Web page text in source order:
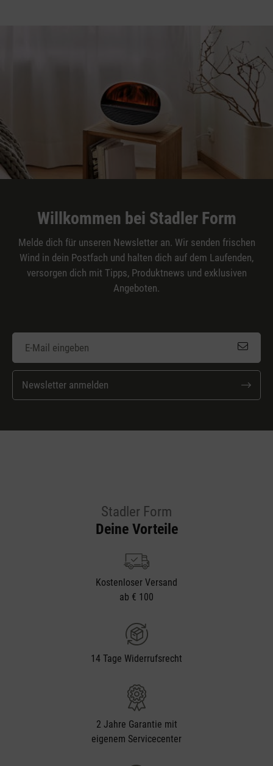
Willkommen bei Stadler Form
Melde dich für unseren Newsletter an. Wir senden frischen
Wind in dein Postfach und halten dich auf dem Laufenden,
versorgen dich mit Tipps, Produktnews und exklusiven
Angeboten.
Newsletter anmelden
Stadler Form
Deine Vorteile
Kostenloser Versand
ab € 100
14 Tage Widerrufsrecht
2 Jahre Garantie mit
eigenem Servicecenter